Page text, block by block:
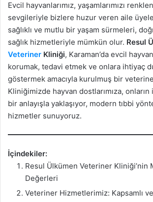
Evcil hayvanlarımız, yaşamlarımızı
sevgileriyle bizlere huzur veren aile
sağlıklı ve mutlu bir yaşam sürmeleri,
sağlık hizmetleriyle mümkün olur. Resul
Veteriner Kliniği, Karaman’da evcil
korumak, tedavi etmek ve onlara ihtiyaç
göstermek amacıyla kurulmuş bir
Kliniğimizde hayvan dostlarımıza, onların
bir anlayışla yaklaşıyor, modern tıbbi
hizmetler sunuyoruz.
İçindekiler:
Resul Ülkümen Veteriner Kliniği’nin
Değerleri
Veteriner Hizmetlerimiz: Kapsamlı